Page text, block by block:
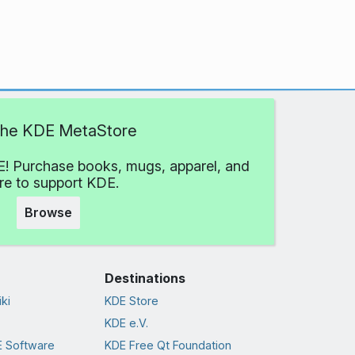
KDE MetaStore
Purchase books, mugs, apparel, and
to support KDE.
Browse
Software
Destinations
KDE Store
KDE e.V.
KDE Free Qt Foundation